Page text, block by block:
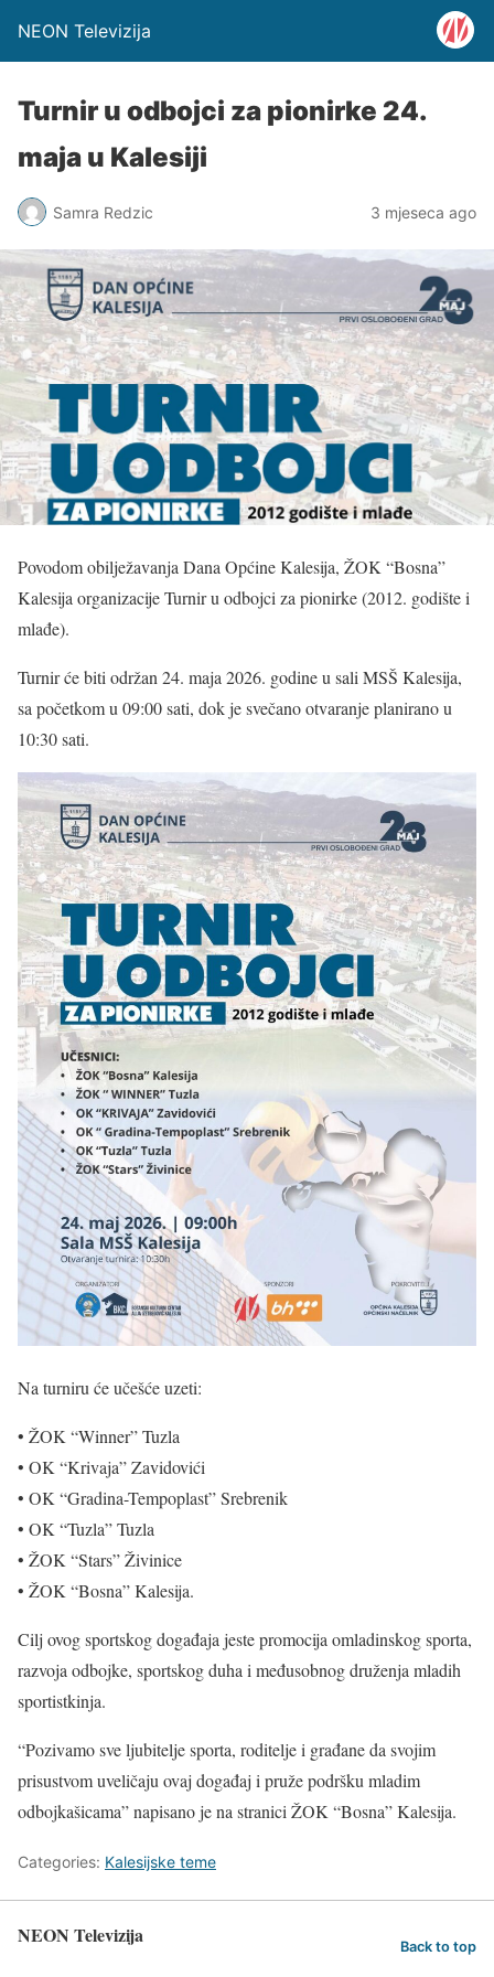
NEON Televizija
Turnir u odbojci za pionirke 24.
maja u Kalesiji
Samra Redzic 3 mjeseca ago
Povodom obilježavanja Dana Općine Kalesija, ŽOK “Bosna”
Kalesija organizacije Turnir u odbojci za pionirke (2012. godište i
mlađe).
Turnir će biti održan 24. maja 2026. godine u sali MSŠ Kalesija,
sa početkom u 09:00 sati, dok je svečano otvaranje planirano u
10:30 sati.
Na turniru će učešće uzeti:
• ŽOK “Winner” Tuzla
• OK “Krivaja” Zavidovići
• OK “Gradina-Tempoplast” Srebrenik
• OK “Tuzla” Tuzla
• ŽOK “Stars” Živinice
• ŽOK “Bosna” Kalesija.
Cilj ovog sportskog događaja jeste promocija omladinskog sporta,
razvoja odbojke, sportskog duha i međusobnog druženja mladih
sportistkinja.
“Pozivamo sve ljubitelje sporta, roditelje i građane da svojim
prisustvom uveličaju ovaj događaj i pruže podršku mladim
odbojkašicama” napisano je na stranici ŽOK “Bosna” Kalesija.
Categories: Kalesijske teme
NEON Televizija Back to top